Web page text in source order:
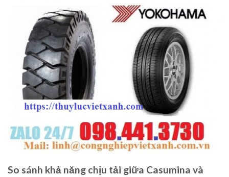
So sánh khả năng chịu tải giữa Casumina và